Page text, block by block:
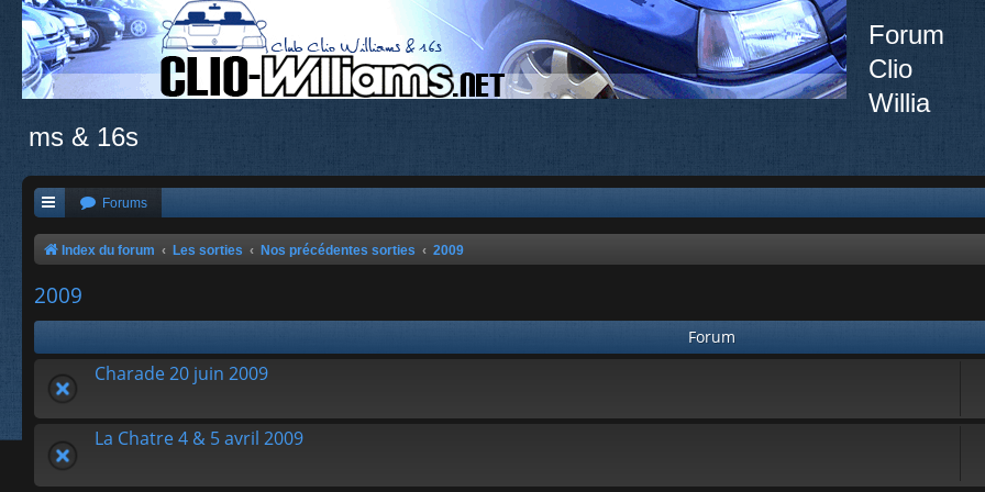
Forum
Clio
Willia
ms & 16s
Forums
Index du forum Les sorties Nos précédentes sorties 2009
2009
Forum
Charade 20 juin 2009
La Chatre 4 & 5 avril 2009